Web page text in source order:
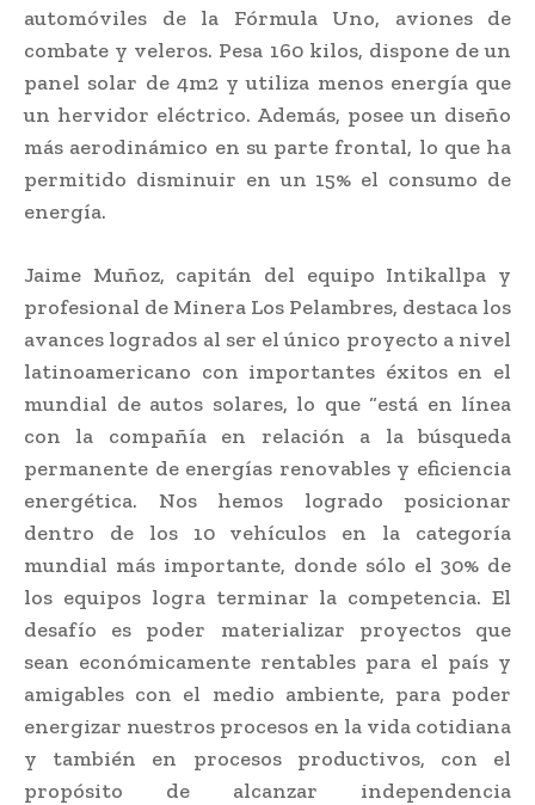
automóviles de la Fórmula Uno, aviones de
combate y veleros. Pesa 160 kilos, dispone de un
panel solar de 4m2 y utiliza menos energía que
un hervidor eléctrico. Además, posee un diseño
más aerodinámico en su parte frontal, lo que ha
permitido disminuir en un 15% el consumo de
energía.
Jaime Muñoz, capitán del equipo Intikallpa y
profesional de Minera Los Pelambres, destaca los
avances logrados al ser el único proyecto a nivel
latinoamericano con importantes éxitos en el
mundial de autos solares, lo que “está en línea
con la compañía en relación a la búsqueda
permanente de energías renovables y eficiencia
energética. Nos hemos logrado posicionar
dentro de los 10 vehículos en la categoría
mundial más importante, donde sólo el 30% de
los equipos logra terminar la competencia. El
desafío es poder materializar proyectos que
sean económicamente rentables para el país y
amigables con el medio ambiente, para poder
energizar nuestros procesos en la vida cotidiana
y también en procesos productivos, con el
propósito de alcanzar independencia